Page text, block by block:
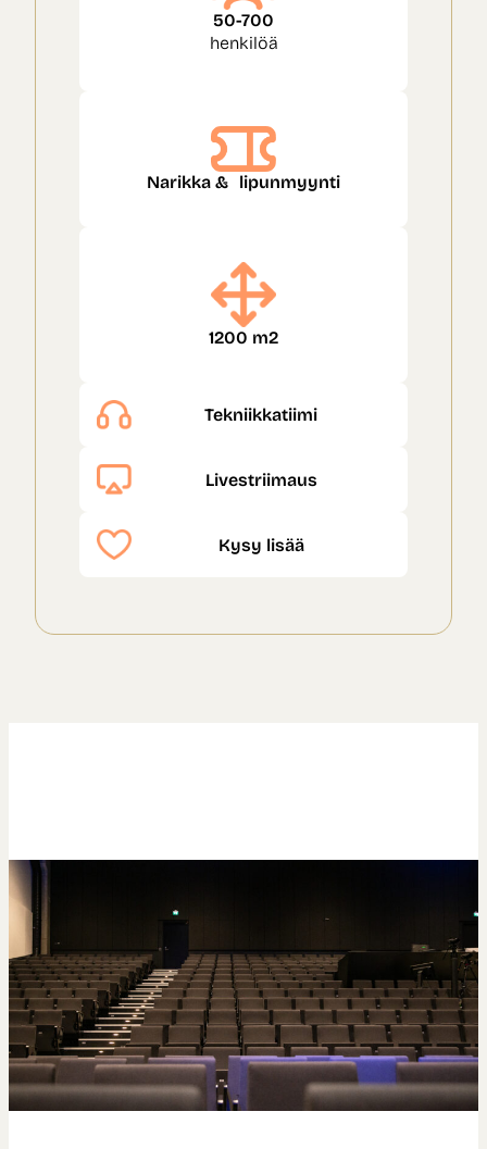
50-700
henkilöä
Narikka & lipunmyynti
1200 m2
Tekniikkatiimi
Livestriimaus
Kysy lisää